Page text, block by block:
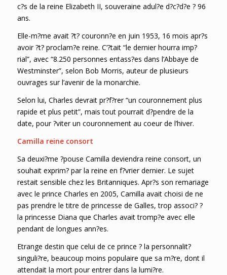
c?s de la reine Elizabeth II, souveraine adul?e d?c?d?e ? 96
ans.
Elle-m?me avait ?t? couronn?e en juin 1953, 16 mois apr?s
avoir ?t? proclam?e reine. C’?tait “le dernier hourra imp?
rial”, avec “8.250 personnes entass?es dans l’Abbaye de
Westminster”, selon Bob Morris, auteur de plusieurs
ouvrages sur l’avenir de la monarchie.
Selon lui, Charles devrait pr?f?rer “un couronnement plus
rapide et plus petit”, mais tout pourrait d?pendre de la
date, pour ?viter un couronnement au coeur de l’hiver.
Camilla reine consort
Sa deuxi?me ?pouse Camilla deviendra reine consort, un
souhait exprim? par la reine en f?vrier dernier. Le sujet
restait sensible chez les Britanniques. Apr?s son remariage
avec le prince Charles en 2005, Camilla avait choisi de ne
pas prendre le titre de princesse de Galles, trop associ? ?
la princesse Diana que Charles avait tromp?e avec elle
pendant de longues ann?es.
Etrange destin que celui de ce prince ? la personnalit?
singuli?re, beaucoup moins populaire que sa m?re, dont il
attendait la mort pour entrer dans la lumi?re.